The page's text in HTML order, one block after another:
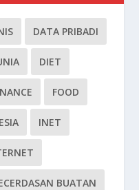
DATA PRIBADI
DIET
FOOD
INET
BUATAN